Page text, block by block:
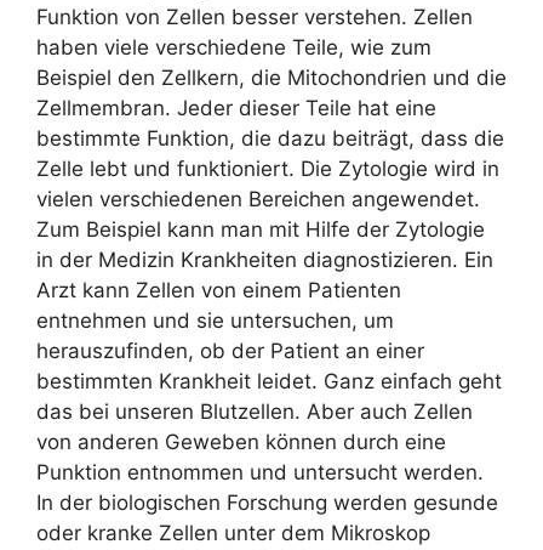
Funktion von Zellen besser verstehen. Zellen
haben viele verschiedene Teile, wie zum
Beispiel den Zellkern, die Mitochondrien und die
Zellmembran. Jeder dieser Teile hat eine
bestimmte Funktion, die dazu beiträgt, dass die
Zelle lebt und funktioniert. Die Zytologie wird in
vielen verschiedenen Bereichen angewendet.
Zum Beispiel kann man mit Hilfe der Zytologie
in der Medizin Krankheiten diagnostizieren. Ein
Arzt kann Zellen von einem Patienten
entnehmen und sie untersuchen, um
herauszufinden, ob der Patient an einer
bestimmten Krankheit leidet. Ganz einfach geht
das bei unseren Blutzellen. Aber auch Zellen
von anderen Geweben können durch eine
Punktion entnommen und untersucht werden.
In der biologischen Forschung werden gesunde
oder kranke Zellen unter dem Mikroskop